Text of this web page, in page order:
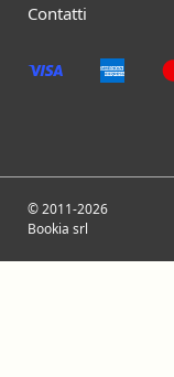
Contatti
© 2011-2026
Bookia srl